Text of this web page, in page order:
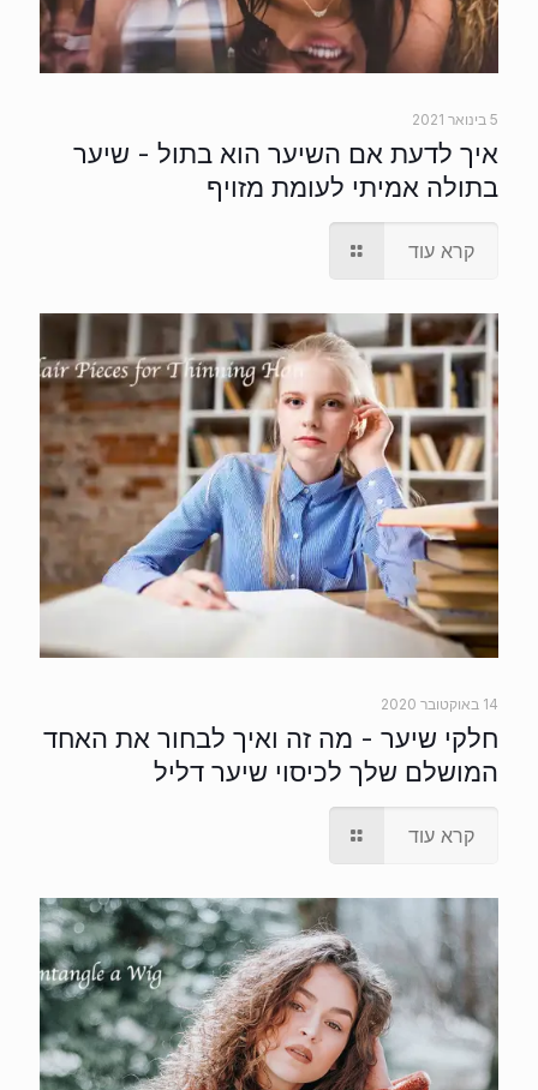
5 בינואר 2021
איך לדעת אם השיער הוא בתול - שיער
בתולה אמיתי לעומת מזויף
קרא עוד
14 באוקטובר 2020
חלקי שיער - מה זה ואיך לבחור את האחד
המושלם שלך לכיסוי שיער דליל
קרא עוד